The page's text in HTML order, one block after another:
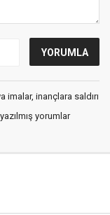
inançlara saldırı
yorumlar